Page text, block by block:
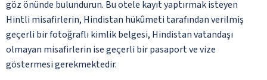
göz önünde bulundurun. Bu otele kayıt yaptırmak isteyen
Hintli misafirlerin, Hindistan hükûmeti tarafından verilmiş
geçerli bir fotoğraflı kimlik belgesi, Hindistan vatandaşı
olmayan misafirlerin ise geçerli bir pasaport ve vize
göstermesi gerekmektedir.